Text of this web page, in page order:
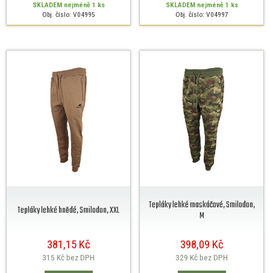
SKLADEMnejméně 1 ks
Obj. číslo: V04995
SKLADEMnejméně 1 ks
Obj. číslo: V04997
Tepláky lehké hnědé, Smilodon, XXL
381,15 Kč
315 Kčbez DPH
Tepláky lehké maskáčové, Smilodon,
M
398,09 Kč
329 Kčbez DPH